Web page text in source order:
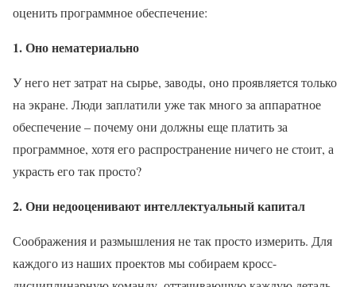
оценить программное обеспечение:
1. Оно нематериально
У него нет затрат на сырье, заводы, оно проявляется только
на экране. Люди заплатили уже так много за аппаратное
обеспечение – почему они должны еще платить за
программное, хотя его распространение ничего не стоит, а
украсть его так просто?
2. Они недооценивают интеллектуальный капитал
Соображения и размышления не так просто измерить. Для
каждого из наших проектов мы собираем кросс-